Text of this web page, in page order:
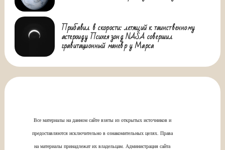
Прибавил в скорости: летящий к таинственному
астероиду Психея зонд NASA совершил
гравитационный маневр у Марса
Все материалы на данном сайте взяты из открытых источников и
предоставляются исключительно в ознакомительных целях. Права
на материалы принадлежат их владельцам. Администрация сайта